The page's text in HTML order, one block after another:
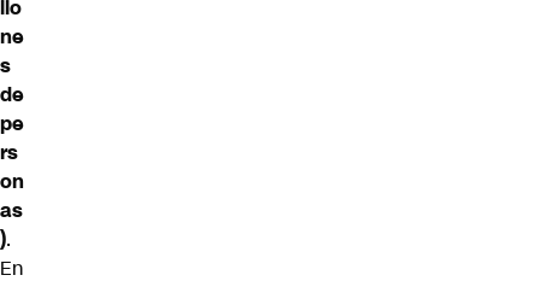
llo
ne
s
de
pe
rs
on
as
).
En